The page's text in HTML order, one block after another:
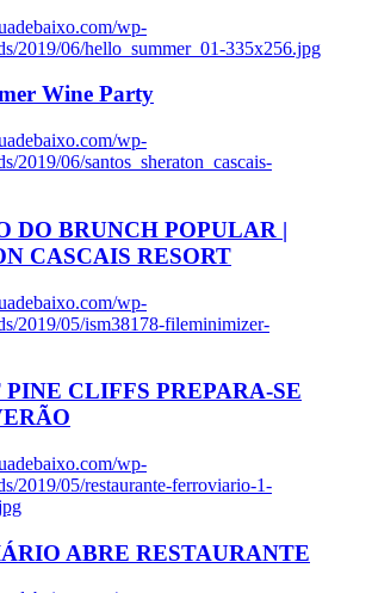
wp-
2019/06/hello_summer_01-335x256.jpg
Wine Party
wp-
2019/06/santos_sheraton_cascais-
DO BRUNCH POPULAR |
CASCAIS RESORT
wp-
2019/05/ism38178-fileminimizer-
CLIFFS PREPARA-SE
wp-
2019/05/restaurante-ferroviario-1-
ABRE RESTAURANTE